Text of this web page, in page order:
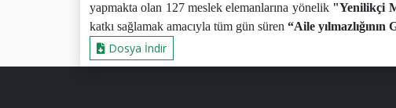
yapmakta olan 127 meslek elemanlarına yönelik "Yenilikçi
katkı sağlamak amacıyla tüm gün süren “Aile
Dosya İndir